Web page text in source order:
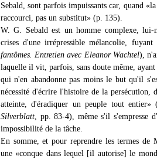
Sebald, sont parfois impuissants car, quand
raccourci, pas un substitut» (p. 135).
W. G. Sebald est un homme complexe,
crises d'une irrépressible mélancolie,
fantômes. Entretien avec Eleanor Wachtel),
laquelle il vit, parfois, sans doute même,
qui n'en abandonne pas moins le but qu'il
nécessité d'écrire l'histoire de la
atteinte, d'éradiquer un peuple tout entier»
Silverblatt , pp. 83-4), même s'il s'empresse
impossibilité de la tâche.
En somme, et pour reprendre les termes de
une «conque dans lequel [il autorise] le